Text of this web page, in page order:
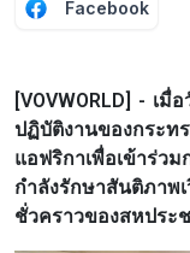
Facebook
[VOVWORLD] - เ
ปฏิบัติงานของกระท
แอฟริกาเพื่อเข้าร่ว
กำลังรักษาสันติภา
ชั่วคราวของสหประ